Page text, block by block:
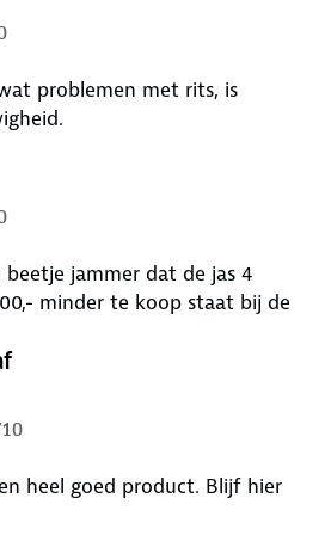
polyester
polyester
maat M
problemen met rits, is
beetje jammer dat de jas 4
minder te koop staat bij de
10
heel goed product. Blijf hier